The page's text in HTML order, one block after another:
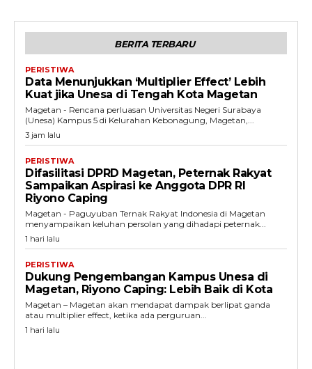
BERITA TERBARU
PERISTIWA
Data Menunjukkan ‘Multiplier Effect’ Lebih
Kuat jika Unesa di Tengah Kota Magetan
Magetan - Rencana perluasan Universitas Negeri Surabaya
(Unesa) Kampus 5 di Kelurahan Kebonagung, Magetan,...
3 jam lalu
PERISTIWA
Difasilitasi DPRD Magetan, Peternak Rakyat
Sampaikan Aspirasi ke Anggota DPR RI
Riyono Caping
Magetan - Paguyuban Ternak Rakyat Indonesia di Magetan
menyampaikan keluhan persolan yang dihadapi peternak...
1 hari lalu
PERISTIWA
Dukung Pengembangan Kampus Unesa di
Magetan, Riyono Caping: Lebih Baik di Kota
Magetan – Magetan akan mendapat dampak berlipat ganda
atau multiplier effect, ketika ada perguruan...
1 hari lalu